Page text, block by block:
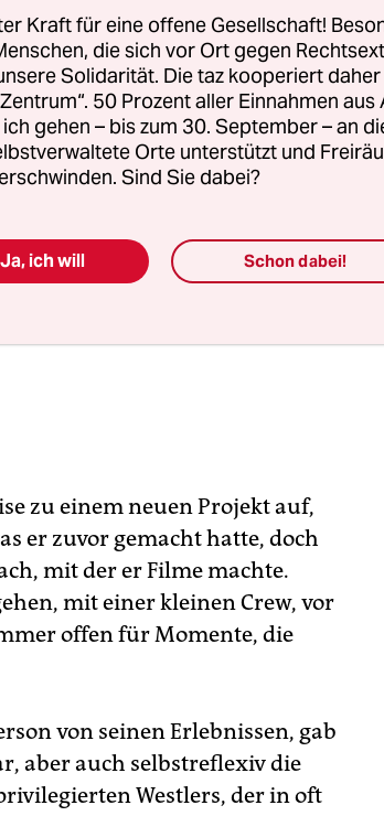
reisen konnte und in oft extrem
die Welt sah.
zu einem neuen Projekt auf,
er zuvor gemacht hatte, doch
mit der er Filme machte.
mit einer kleinen Crew, vor
offen für Momente, die
von seinen Erlebnissen, gab
aber auch selbstreflexiv die
Westlers, der in oft
Kraft für eine offene Gesellschaft!
die sich vor Ort gegen
Solidarität. Die taz kooperiert daher
50 Prozent aller Einnahmen aus
ich gehen – bis zum 30. September – an
Orte unterstützt und
Sind Sie dabei?
Ja, ich will Schon dabei!